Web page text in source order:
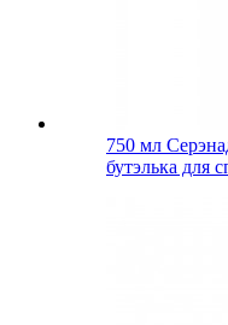
750 мл
бутэлька для